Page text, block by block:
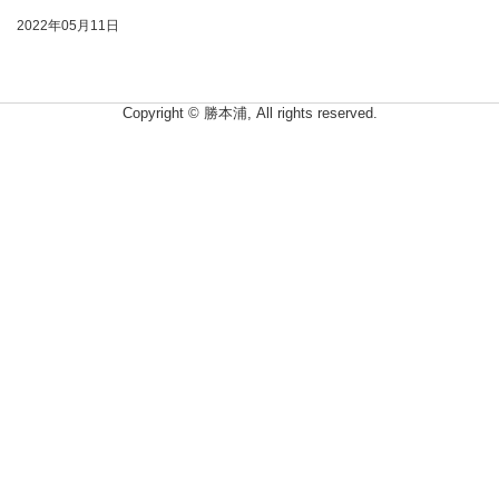
2022年05月11日
Copyright © 勝本浦, All rights reserved.